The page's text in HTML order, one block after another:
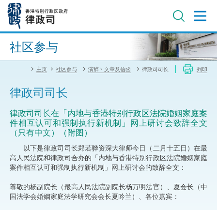
内
进阶搜寻
社区参与
主页 社区参与 演辞丶文章及信函 律政司司长 列印
律政司司长
律政司司长在「内地与香港特别行政区法院婚姻家庭案
件相互认可和强制执行新机制」网上研讨会致辞全文
（只有中文）（附图）
以下是律政司司长郑若骅资深大律师今日（二月十五日）在最
高人民法院和律政司合办的「内地与香港特别行政区法院婚姻家庭
案件相互认可和强制执行新机制」网上研讨会的致辞全文：
尊敬的杨副院长（最高人民法院副院长杨万明法官）、夏会长（中
国法学会婚姻家庭法学研究会会长夏吟兰）、各位嘉宾：